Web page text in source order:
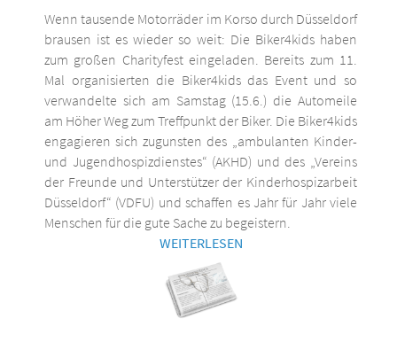
Wenn tausende Motorräder im Korso durch Düsseldorf
brausen ist es wieder so weit: Die Biker4kids haben
zum großen Charityfest eingeladen. Bereits zum 11.
Mal organisierten die Biker4kids das Event und so
verwandelte sich am Samstag (15.6.) die Automeile
am Höher Weg zum Treffpunkt der Biker. Die Biker4kids
engagieren sich zugunsten des „ambulanten Kinder-
und Jugendhospizdienstes“ (AKHD) und des „Vereins
der Freunde und Unterstützer der Kinderhospizarbeit
Düsseldorf“ (VDFU) und schaffen es Jahr für Jahr viele
Menschen für die gute Sache zu begeistern.
WEITERLESEN